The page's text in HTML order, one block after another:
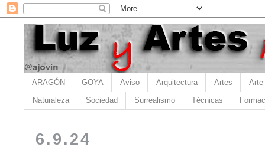
ARAGÓN GOYA Aviso Arquitectura Artes Arte
Naturaleza Sociedad Surrealismo Técnicas
6.9.24